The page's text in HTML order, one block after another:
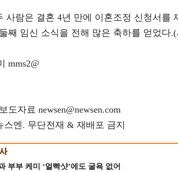
사람은 결혼 4년 만에 이혼조정 신청서를
째 임신 소식을 전해 많은 축하를 얻었다
mms2@
도자료 newsen@newsen.com
엔. 무단전재 & 재배포 금지
부부 케미 ‘얼빡샷’에도 굴욕 없어